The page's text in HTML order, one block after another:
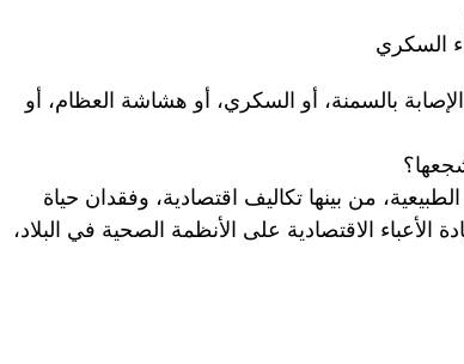
السكري
بالسمنة، أو السكري، أو هشاشة العظام، أو
من بينها تكاليف اقتصادية، وفقدان حياة
الأعباء الاقتصادية على الأنظمة الصحية في البلاد،